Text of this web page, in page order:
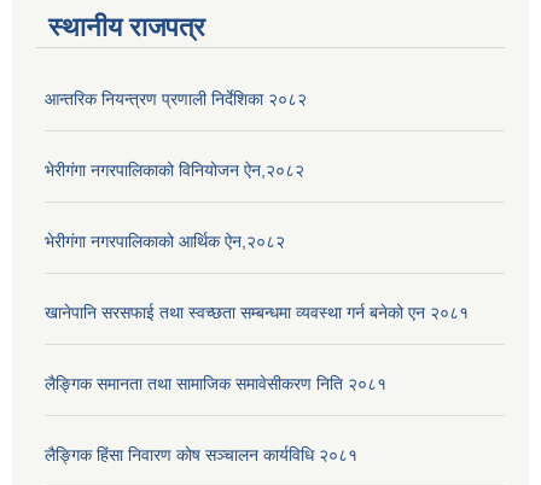
स्थानीय राजपत्र
आन्तरिक नियन्त्रण प्रणाली निर्देशिका २०८२
भेरीगंगा नगरपालिकाको विनियोजन ऐन,२०८२
भेरीगंगा नगरपालिकाको आर्थिक ऐन,२०८२
खानेपानि सरसफाई तथा स्वच्छता सम्बन्धमा व्यवस्था गर्न बनेको एन २०८१
लैङ्गिक समानता तथा सामाजिक समावेसीकरण निति २०८१
लैङ्गिक हिंसा निवारण कोष सञ्चालन कार्यविधि २०८१